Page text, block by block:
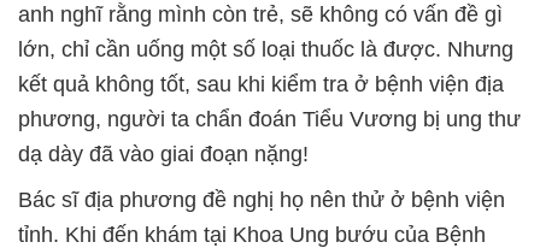
anh nghĩ rằng mình còn trẻ, sẽ không có vấn đề gì
lớn, chỉ cần uống một số loại thuốc là được. Nhưng
kết quả không tốt, sau khi kiểm tra ở bệnh viện địa
phương, người ta chẩn đoán Tiểu Vương bị ung thư
dạ dày đã vào giai đoạn nặng!
Bác sĩ địa phương đề nghị họ nên thử ở bệnh viện
tỉnh. Khi đến khám tại Khoa Ung bướu của Bệnh